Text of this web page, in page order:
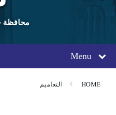
Menu
HOME التعاميم